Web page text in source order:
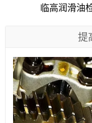
临高润滑油
提